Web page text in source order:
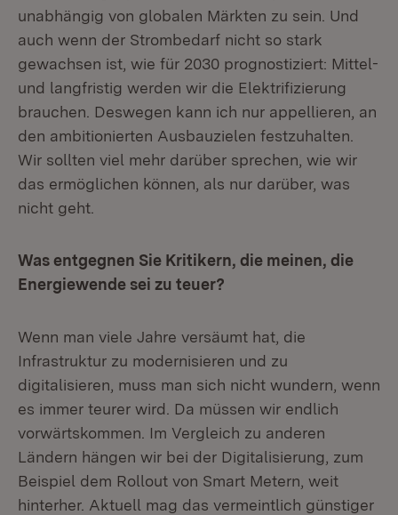
unabhängig von globalen Märkten zu sein. Und
auch wenn der Strombedarf nicht so stark
gewachsen ist, wie für 2030 prognostiziert: Mittel-
und langfristig werden wir die Elektrifizierung
brauchen. Deswegen kann ich nur appellieren, an
den ambitionierten Ausbauzielen festzuhalten.
Wir sollten viel mehr darüber sprechen, wie wir
das ermöglichen können, als nur darüber, was
nicht geht.
Was entgegnen Sie Kritikern, die meinen, die
Energiewende sei zu teuer?
Wenn man viele Jahre versäumt hat, die
Infrastruktur zu modernisieren und zu
digitalisieren, muss man sich nicht wundern, wenn
es immer teurer wird. Da müssen wir endlich
vorwärtskommen. Im Vergleich zu anderen
Ländern hängen wir bei der Digitalisierung, zum
Beispiel dem Rollout von Smart Metern, weit
hinterher. Aktuell mag das vermeintlich günstiger